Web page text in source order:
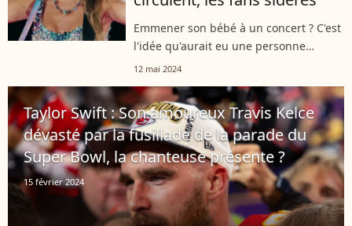
Emmener son bébé à un concert ? C'est
l'idée qu'aurait eu une personne
présente à l'un des concerts parisiens
le bébé a créé la stupeur des...
12 mai 2024
Taylor Swift : Son amoureux Travis Kelce
dévasté par la fusillade de la parade du
Super Bowl, la chanteuse présente ?
15 février 2024